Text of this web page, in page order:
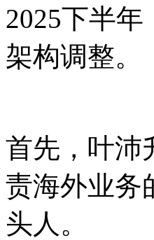
2025下半
架构调整。
首先，叶沛
责海外业务
头人。